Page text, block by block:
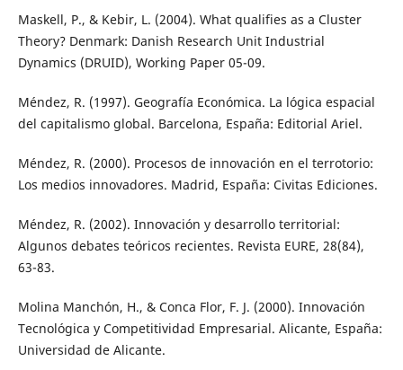
Maskell, P., & Kebir, L. (2004). What qualifies as a Cluster
Theory? Denmark: Danish Research Unit Industrial
Dynamics (DRUID), Working Paper 05-09.
Méndez, R. (1997). Geografía Económica. La lógica espacial
del capitalismo global. Barcelona, España: Editorial Ariel.
Méndez, R. (2000). Procesos de innovación en el terrotorio:
Los medios innovadores. Madrid, España: Civitas Ediciones.
Méndez, R. (2002). Innovación y desarrollo territorial:
Algunos debates teóricos recientes. Revista EURE, 28(84),
63-83.
Molina Manchón, H., & Conca Flor, F. J. (2000). Innovación
Tecnológica y Competitividad Empresarial. Alicante, España:
Universidad de Alicante.